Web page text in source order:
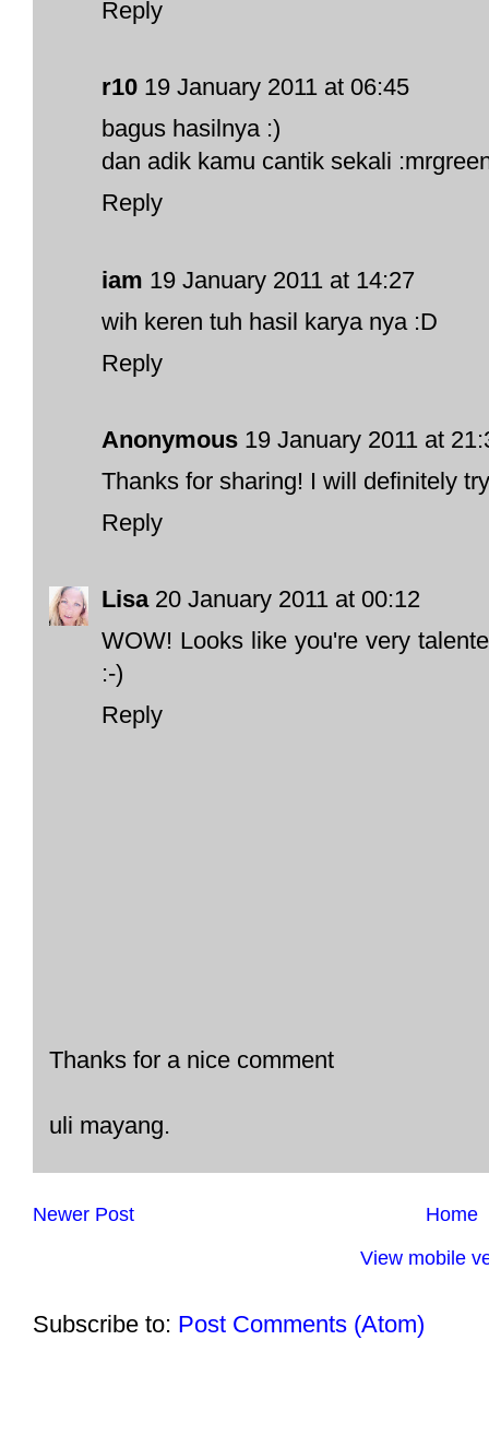
Reply
r10 19 January 2011 at 06:45
bagus hasilnya :)
dan adik kamu cantik sekali
Reply
iam 19 January 2011 at 14:27
wih keren tuh hasil karya nya :D
Reply
Anonymous 19 January 2011 at
Thanks for sharing! I will definitely
Reply
Lisa 20 January 2011 at 00:12
WOW! Looks like you're very
:-)
Reply
Thanks for a nice comment
uli mayang.
Newer Post
Home
View mobile
Subscribe to: Post Comments (Atom)